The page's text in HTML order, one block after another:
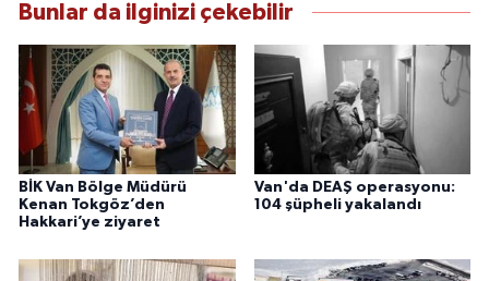
Bunlar da ilginizi çekebilir
BİK Van Bölge Müdürü
Kenan Tokgöz’den
Hakkari’ye ziyaret
Van'da DEAŞ operasyonu:
104 şüpheli yakalandı